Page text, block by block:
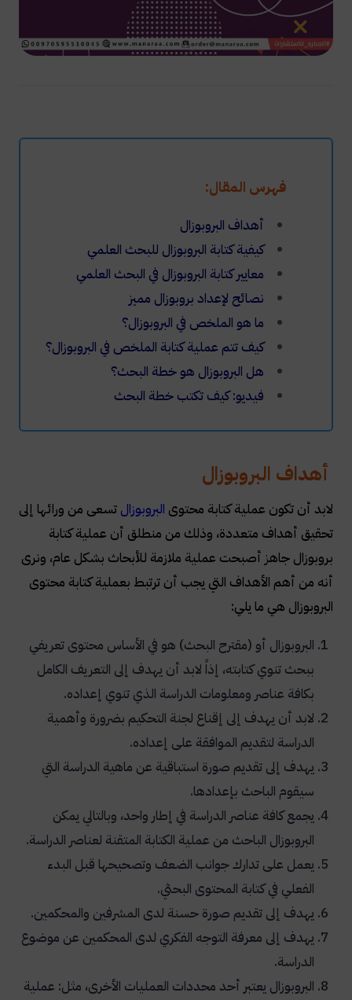
فهرس المقال:
أهداف البروبوزال
كيفية كتابة البروبوزال للبحث العلمي
معايير كتابة البروبوزال في البحث العلمي
نصائح لإعداد بروبوزال مميز
ما هو الملخص في البروبوزال؟
كيف تتم عملية كتابة الملخص في البروبوزال؟
هل البروبوزال هو خطة البحث؟
فيديو: كيف تكتب خطة البحث
أهداف البروبوزال
لابد أن تكون عملية كتابة محتوى البروبوزال تسعى من ورائها إلى
تحقيق أهداف متعددة، وذلك من منطلق أن عملية كتابة
بروبوزال جاهز أصبحت عملية ملازمة للأبحاث بشكل عام، ونرى
أنه من أهم الأهداف التي يجب أن ترتبط بعملية كتابة محتوى
البروبوزال هي ما يلي:
البروبوزال أو (مقترح البحث) هو في الأساس محتوى تعريفي
ببحث تنوي كتابته، إذاً لابد أن يهدف إلى التعريف الكامل
بكافة عناصر ومعلومات الدراسة الذي تنوي إعداده.
لابد أن يهدف إلى إقناع لجنة التحكيم بضرورة وأهمية
الدراسة لتقديم الموافقة على إعداده.
يهدف إلى تقديم صورة استباقية عن ماهية الدراسة التي
سيقوم الباحث بإعدادها.
يجمع كافة عناصر الدراسة في إطار واحد، وبالتالي يمكن
البروبوزال الباحث من عملية الكتابة المتقنة لعناصر الدراسة.
يعمل على تدارك جوانب الضعف وتصحيحها قبل البدء
الفعلي في كتابة المحتوى البحثي.
يهدف إلى تقديم صورة حسنة لدى المشرفين والمحكمين.
يهدف إلى معرفة التوجه الفكري لدى المحكمين عن موضوع
الدراسة.
البروبوزال يعتبر أحد محددات العمليات الأخرى، مثل: عملية